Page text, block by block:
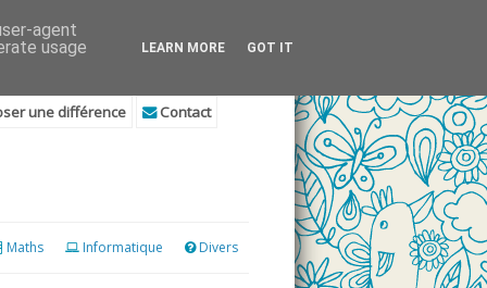
une différence Contact
Maths Informatique Divers
agent
usage
LEARN MORE GOT IT